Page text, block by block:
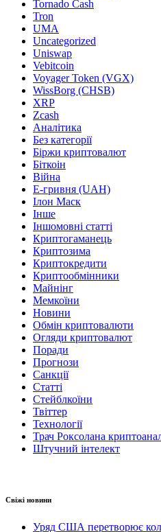
Tornado Cash
Tron
UMA
Uncategorized
Uniswap
Vebitcoin
Voyager Token (VGX)
WissBorg (CHSB)
XRP
Zcash
Аналітика
Без категорії
Біржи криптовалют
Біткоін
Війна
Е-гривня (UAH)
Ілон Маск
Інше
Іншомовні статті
Криптогаманець
Криптозима
Криптокредити
Криптообмінники
Майнінг
Мемкоїни
Новини
Обмін криптовалюти
Огляди криптовалют
Поради
Прогнози
Санкції
Статті
Стейблкоїни
Твіттер
Технології
Трач Роксолана
Штучний інтелект
Свіжі новини
Уряд США перетворює